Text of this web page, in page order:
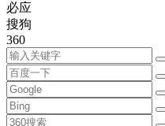
必应
搜狗
360